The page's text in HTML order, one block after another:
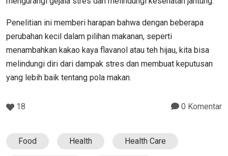
Penelitian ini memberi harapan bahwa dengan beberapa
perubahan kecil dalam pilihan makanan, seperti
menambahkan kakao kaya flavanol atau teh hijau, kita bisa
melindungi diri dari dampak stres dan membuat keputusan
yang lebih baik tentang pola makan.
18 0 Komentar
Food Health Health Care